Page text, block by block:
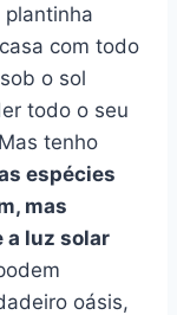
plantinha
com todo
o sol
todo o seu
tenho
espécies
mas
a luz solar
oásis,